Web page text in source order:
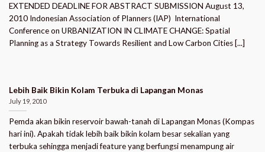
EXTENDED DEADLINE FOR ABSTRACT SUBMISSION August 13,
2010 Indonesian Association of Planners (IAP)  International
Conference on URBANIZATION IN CLIMATE CHANGE: Spatial
Planning as a Strategy Towards Resilient and Low Carbon Cities [...]
Lebih Baik Bikin Kolam Terbuka di Lapangan Monas
July 19, 2010
Pemda akan bikin reservoir bawah-tanah di Lapangan Monas (Kompas
hari ini). Apakah tidak lebih baik bikin kolam besar sekalian yang
terbuka sehingga menjadi feature yang berfungsi menampung air